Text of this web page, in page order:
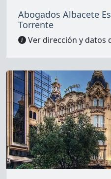
Abogados Albacete
Torrente
Ver dirección y datos